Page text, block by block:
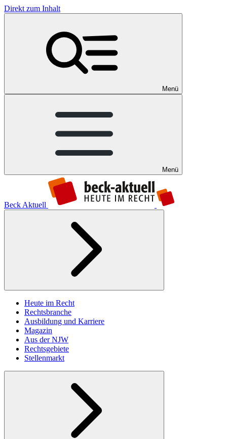
Direkt zum Inhalt
Menü
Menü
Beck Aktuell
Heute im Recht
Rechtsbranche
Ausbildung und Karriere
Magazin
Aus der NJW
Rechtsgebiete
Stellenmarkt